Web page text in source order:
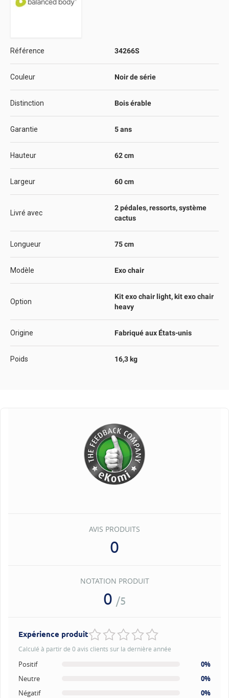
Référence 34266S
Couleur Noir de série
Distinction Bois érable
Garantie 5 ans
Hauteur 62 cm
Largeur 60 cm
Livré avec
2 pédales, ressorts, système
cactus
Longueur 75 cm
Modèle Exo chair
Option
Kit exo chair light, kit exo chair
heavy
Origine Fabriqué aux États-unis
Poids 16,3 kg
AVIS PRODUITS
0
NOTATION PRODUIT
0 /5
Expérience produit
Calculé à partir de 0 avis clients sur la dernière année
Positif
0%
Neutre
0%
Négatif
0%